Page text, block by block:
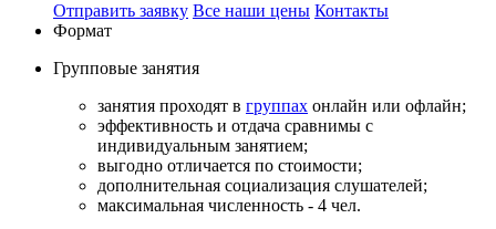
Отправить заявку Все наши цены Контакты
Формат
Групповые занятия
занятия проходят в группах онлайн или офлайн;
эффективность и отдача сравнимы с
индивидуальным занятием;
выгодно отличается по стоимости;
дополнительная социализация слушателей;
максимальная численность - 4 чел.